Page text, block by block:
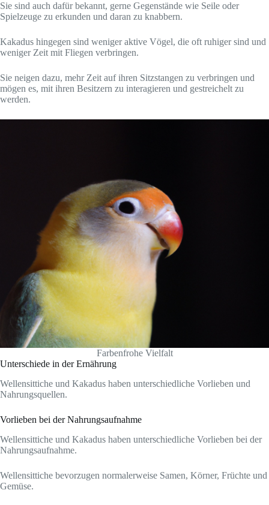
Sie sind auch dafür bekannt, gerne Gegenstände wie Seile oder
Spielzeuge zu erkunden und daran zu knabbern.
Kakadus hingegen sind weniger aktive Vögel, die oft ruhiger sind und
weniger Zeit mit Fliegen verbringen.
Sie neigen dazu, mehr Zeit auf ihren Sitzstangen zu verbringen und
mögen es, mit ihren Besitzern zu interagieren und gestreichelt zu
werden.
Farbenfrohe Vielfalt
Unterschiede in der Ernährung
Wellensittiche und Kakadus haben unterschiedliche Vorlieben und
Nahrungsquellen.
Vorlieben bei der Nahrungsaufnahme
Wellensittiche und Kakadus haben unterschiedliche Vorlieben bei der
Nahrungsaufnahme.
Wellensittiche bevorzugen normalerweise Samen, Körner, Früchte und
Gemüse.